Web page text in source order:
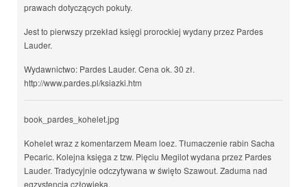
prawach dotyczących pokuty.
Jest to pierwszy przekład księgi prorockiej wydany przez Pardes
Lauder.
Wydawnictwo: Pardes Lauder. Cena ok. 30 zł.
http://www.pardes.pl/ksiazki.htm
book_pardes_kohelet.jpg
Kohelet wraz z komentarzem Meam loez. Tłumaczenie rabin Sacha
Pecaric. Kolejna księga z tzw. Pięciu Megilot wydana przez Pardes
Lauder. Tradycyjnie odczytywana w święto Szawout. Zaduma nad
egzystencją człowieka.